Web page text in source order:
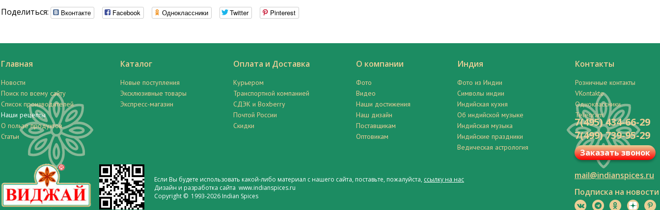
Поделиться:
Вконтакте Facebook Одноклассники Twitter Pinterest
Главная
Новости
Поиск по всему сайту
Список производителей
Наши рецепты
О пользе продуктов
Статьи
Каталог
Новые поступления
Эксклюзивные товары
Экспресс-магазин
Оплата и Доставка
Курьером
Транспортной компанией
СДЭК и Boxberry
Почтой России
Скидки
О компании
Фото
Видео
Наши достижения
Наш дизайн
Поставщикам
Оптовикам
Индия
Фото из Индии
Символы индии
Индийская кухня
Об индийской музыке
Индийская музыка
Индийские праздники
Ведическая астрология
Контакты
Розничные контакты
VKontakte
Одноклассники
Telegram
Если Вы будете использовать какой-либо материал с нашего сайта, поставьте, пожалуйста, ссылку на нас
Дизайн и разработка сайта www.indianspices.ru
Copyright © 1993-2026 Indian Spices
7(495) 434-66-29
7(499) 739-95-29
Заказать звонок
mail@indianspices.ru
Подписка на новости